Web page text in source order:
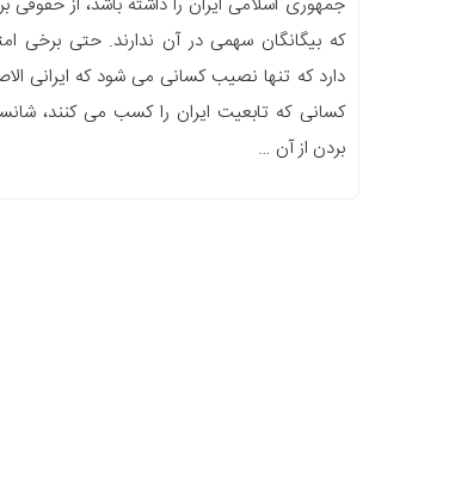
که بیگانگان سهمی در آن ندارند. حتی برخی
دارد که تنها نصیب کسانی می شود که ایرانی
کسانی که تابعیت ایران را کسب می کنند،
بردن از آن …